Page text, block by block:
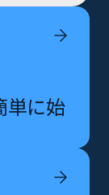
単に始